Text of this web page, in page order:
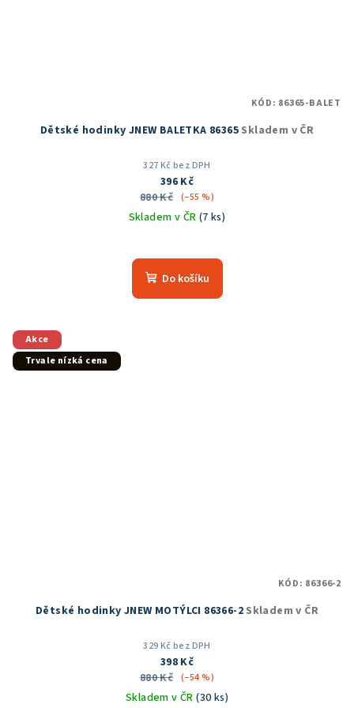
Dětské hodinky JNEW BALETKA 86365 Skladem v ČR
327 Kč bez DPH
396 Kč
880 Kč (–55 %)
Skladem v ČR (7 ks)
hodnocení
produktu
Do košíku
KÓD: 86365-BALET
Akce
Trvale nízká cena
Dětské hodinky JNEW MOTÝLCI 86366-2 Skladem v ČR
329 Kč bez DPH
398 Kč
880 Kč (–54 %)
Skladem v ČR(30 ks)
KÓD: 86366-2